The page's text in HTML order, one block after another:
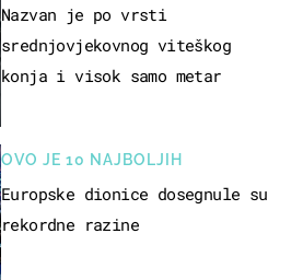
Nazvan je po vrsti
srednjovjekovnog viteškog
konja i visok samo metar
OVO JE 10 NAJBOLJIH
Europske dionice dosegnule su
rekordne razine